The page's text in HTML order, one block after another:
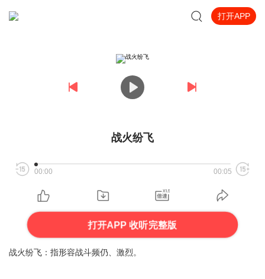
打开APP
战火纷飞
00:00 00:05
打开APP 收听完整版
战火纷飞：指形容战斗频仍、激烈。